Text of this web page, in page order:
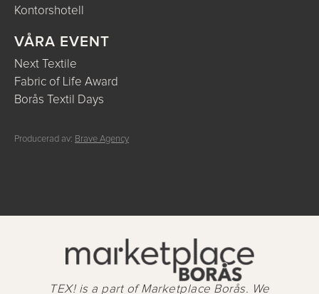
Kontorshotell
VÅRA EVENT
Next Textile
Fabric of Life Award
Borås Textil Days
Producerad av: Brave Agency
TEX! is a part of Marketplace Borås. We